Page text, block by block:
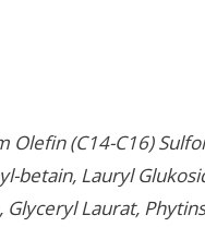
Olefin (C14-C16)
betain, Lauryl
Glyceryl Laurat,